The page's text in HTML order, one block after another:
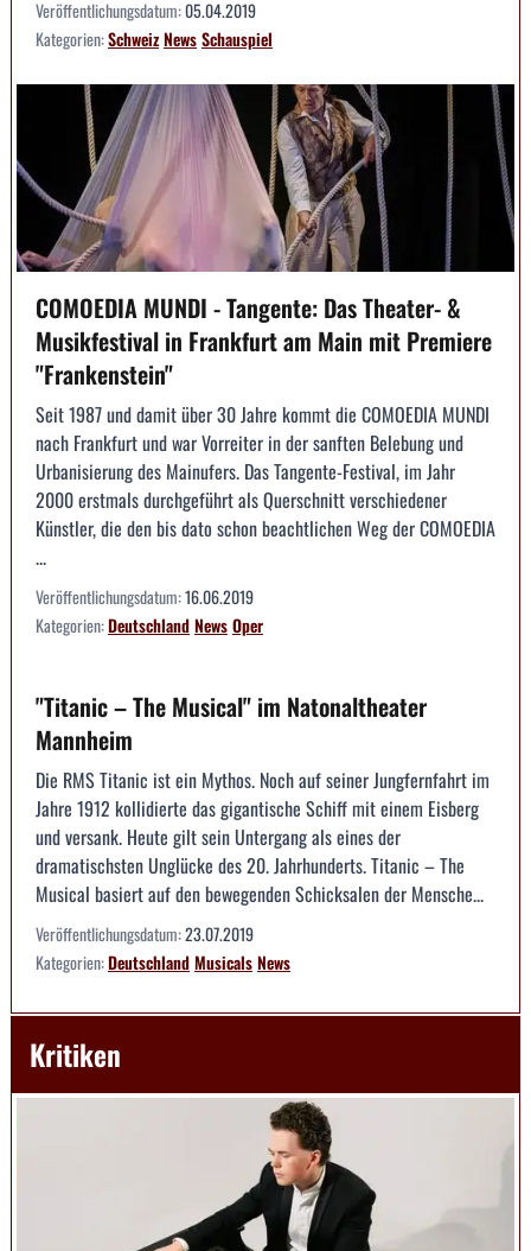
Veröffentlichungsdatum:05.04.2019
Kategorien:SchweizNewsSchauspiel
COMOEDIA MUNDI - Tangente: Das Theater- &
Musikfestival in Frankfurt am Main mit Premiere
"Frankenstein"
Seit 1987 und damit über 30 Jahre kommt die COMOEDIA MUNDI
nach Frankfurt und war Vorreiter in der sanften Belebung und
Urbanisierung des Mainufers. Das Tangente-Festival, im Jahr
2000 erstmals durchgeführt als Querschnitt verschiedener
Künstler, die den bis dato schon beachtlichen Weg der COMOEDIA
...
Veröffentlichungsdatum:16.06.2019
Kategorien:DeutschlandNewsOper
"Titanic – The Musical" im Natonaltheater
Mannheim
Die RMS Titanic ist ein Mythos. Noch auf seiner Jungfernfahrt im
Jahre 1912 kollidierte das gigantische Schiff mit einem Eisberg
und versank. Heute gilt sein Untergang als eines der
dramatischsten Unglücke des 20. Jahrhunderts. Titanic – The
Musical basiert auf den bewegenden Schicksalen der Mensche...
Veröffentlichungsdatum:23.07.2019
Kategorien:DeutschlandMusicalsNews
Kritiken